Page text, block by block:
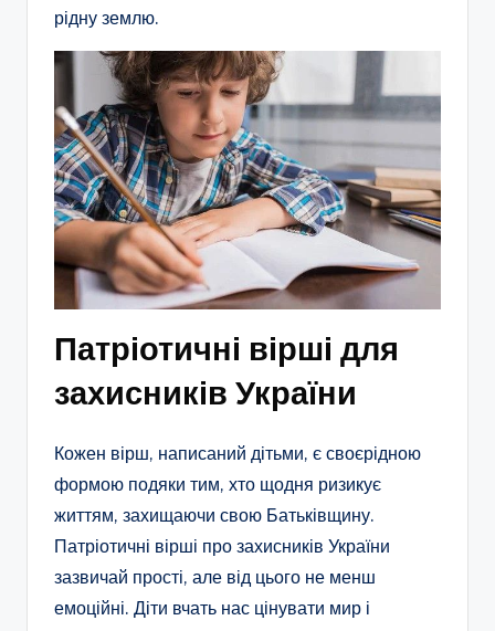
рідну землю.
Патріотичні вірші для
захисників України
Кожен вірш, написаний дітьми, є своєрідною
формою подяки тим, хто щодня ризикує
життям, захищаючи свою Батьківщину.
Патріотичні вірші про захисників України
зазвичай прості, але від цього не менш
емоційні. Діти вчать нас цінувати мир і